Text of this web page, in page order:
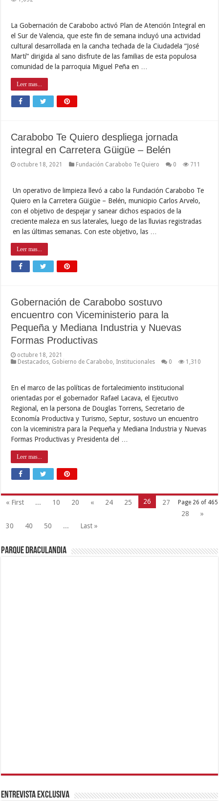
La Gobernación de Carabobo activó Plan de Atención Integral en
el Sur de Valencia, que este fin de semana incluyó una actividad
cultural desarrollada en la cancha techada de la Ciudadela “José
Martí” dirigida al sano disfrute de las familias de esta populosa
comunidad de la parroquia Miguel Peña en …
Leer mas...
Carabobo Te Quiero despliega jornada
integral en Carretera Güigüe – Belén
octubre 18, 2021 Fundación Carabobo Te Quiero 0 711
Un operativo de limpieza llevó a cabo la Fundación Carabobo Te
Quiero en la Carretera Güigüe – Belén, municipio Carlos Arvelo,
con el objetivo de despejar y sanear dichos espacios de la
creciente maleza en sus laterales, luego de las lluvias registradas
en las últimas semanas. Con este objetivo, las …
Leer mas...
Gobernación de Carabobo sostuvo
encuentro con Viceministerio para la
Pequeña y Mediana Industria y Nuevas
Formas Productivas
octubre 18, 2021
Destacados Gobierno de Carabobo Institucionales 0 1,310
En el marco de las políticas de fortalecimiento institucional
orientadas por el gobernador Rafael Lacava, el Ejecutivo
Regional, en la persona de Douglas Torrens, Secretario de
Economía Productiva y Turismo, Septur, sostuvo un encuentro
con la viceministra para la Pequeña y Mediana Industria y Nuevas
Formas Productivas y Presidenta del …
Leer mas...
Page 26 of 465
« First ... 10 20 « 24 25 26
27
28
»
30
40 50 ... Last »
Parque Draculandia
Entrevista Exclusiva